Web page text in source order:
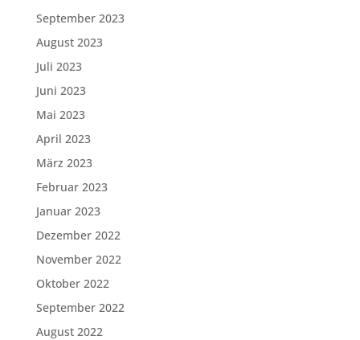
September 2023
August 2023
Juli 2023
Juni 2023
Mai 2023
April 2023
März 2023
Februar 2023
Januar 2023
Dezember 2022
November 2022
Oktober 2022
September 2022
August 2022